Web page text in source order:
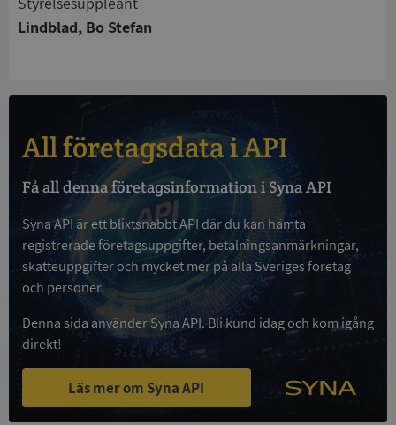
Lindblad, Bo Stefan
All företagsdata i API
Få all denna företagsinformation i Syna API
Syna API är ett blixtsnabbt API där du kan hämta
registrerade företagsuppgifter, betalningsanmärkningar,
skatteuppgifter och mycket mer på alla Sveriges företag
och personer.
Denna sida använder Syna API. Bli kund idag och kom igång
direkt!
Läs mer om Syna API
Strikt nödvändiga kakor tillåter
kärnwebbplatsfunktioner som användarinloggning
och kontohantering. Webbplatsen kan inte
Namn
Domän
__RequestVerificationToken
Corporation
de.syna.se
VISITOR_PRIVACY_METADATA
.youtube.com
Google
Privacy Policy